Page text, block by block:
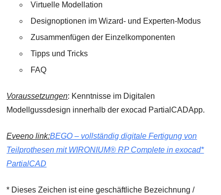
Virtuelle Modellation
Designoptionen im Wizard- und Experten-Modus
Zusammenfügen der Einzelkomponenten
Tipps und Tricks
FAQ
Voraussetzungen: Kenntnisse im Digitalen
Modellgussdesign innerhalb der exocad PartialCADApp.
Eveeno link:BEGO – vollständig digitale Fertigung von
Teilprothesen mit WIRONIUM® RP Complete in exocad*
PartialCAD
* Dieses Zeichen ist eine geschäftliche Bezeichnung /